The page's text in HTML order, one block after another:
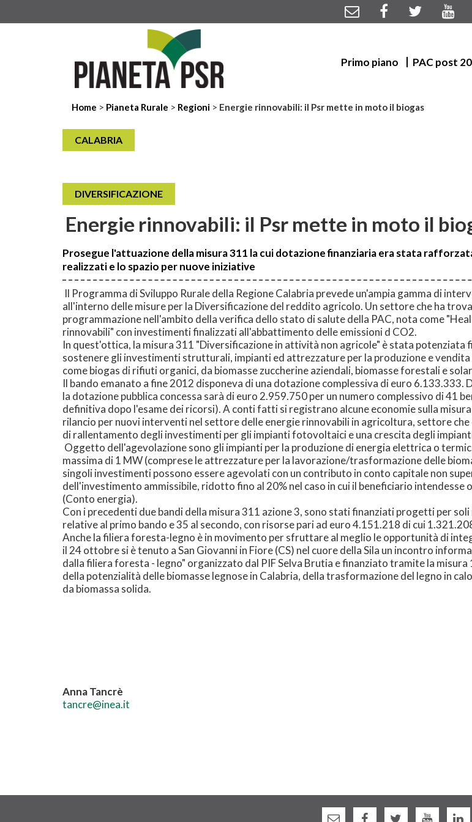
Primo piano PAC post
Home > Pianeta Rurale > Regioni > Energie rinnovabili: il Psr mette in moto il biogas
CALABRIA
DIVERSIFICAZIONE
Energie rinnovabili: il Psr mette in moto il
Prosegue l'attuazione della misura 311 la cui dotazione finanziaria era stata
realizzati e lo spazio per nuove iniziative
Il Programma di Sviluppo Rurale della Regione Calabria prevede un'ampia gamma di
all'interno delle misure per la Diversificazione del reddito agricolo. Un settore che ha
programmazione nell'ambito della verifica dello stato di salute della PAC, nota come
rinnovabili" con investimenti finalizzati all'abbattimento delle emissioni d CO2.
In quest'ottica, la misura 311 "Diversificazione in attività non agricole" è stata potenziata
sostenere gli investimenti strutturali, impianti ed attrezzature per la produzione e
come biogas di rifiuti organici, da biomasse zuccherine aziendali, biomasse forestali e
Il bando emanato a fine 2012 disponeva di una dotazione complessiva di euro
la dotazione pubblica concessa sarà di euro 2.959.750 per un numero complessivo di 41
definitiva dopo l'esame dei ricorsi). A conti fatti si registrano alcune economie sulla
rilancio per nuovi interventi nel settore delle energie rinnovabili in agricoltura, settore
di rallentamento degli investimenti per gli impianti fotovoltaici e una crescita degli
Oggetto dell'agevolazione sono gli impianti per la produzione di energia elettrica o
massima di 1 MW (comprese le attrezzature per la lavorazione/trasformazione delle
singoli investimenti possono essere agevolati con un contributo in conto capitale non
dell'investimento ammissibile, ridotto fino al 20% nel caso in cui il beneficiario
(Conto energia).
Con i precedenti due bandi della misura 311 azione 3, sono stati finanziati progetti per
relative al primo bando e 35 al secondo, con risorse pari ad euro 4.151.218 di cui
Anche la filiera foresta-legno è in movimento per sfruttare al meglio le opportunità di
il 24 ottobre si è tenuto a San Giovanni in Fiore (CS) nel cuore della Sila un incontro
dalla filiera foresta - legno" organizzato dal PIF Selva Brutia e finanziato tramite la
della potenzialità delle biomasse legnose in Calabria, della trasformazione del legno in
da biomassa solida.
Anna Tancrè
tancre@inea.it